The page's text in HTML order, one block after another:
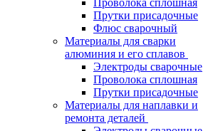
Проволока сплошная
Прутки присадочные
Флюс сварочный
Материалы для сварки
алюминия и его сплавов
Электроды сварочные
Проволока сплошная
Прутки присадочные
Материалы для наплавки и
ремонта деталей